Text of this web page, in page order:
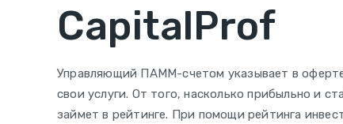
CapitalProf
Управляющий ПАММ-счетом указывает в
свои услуги. От того, насколько прибыльно и
займет в рейтинге. При помощи рейтинга